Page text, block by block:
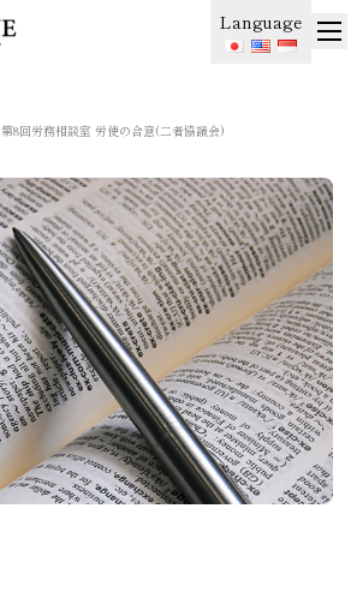
Language
第8回労務相談室 労使の合意(二者協議会)